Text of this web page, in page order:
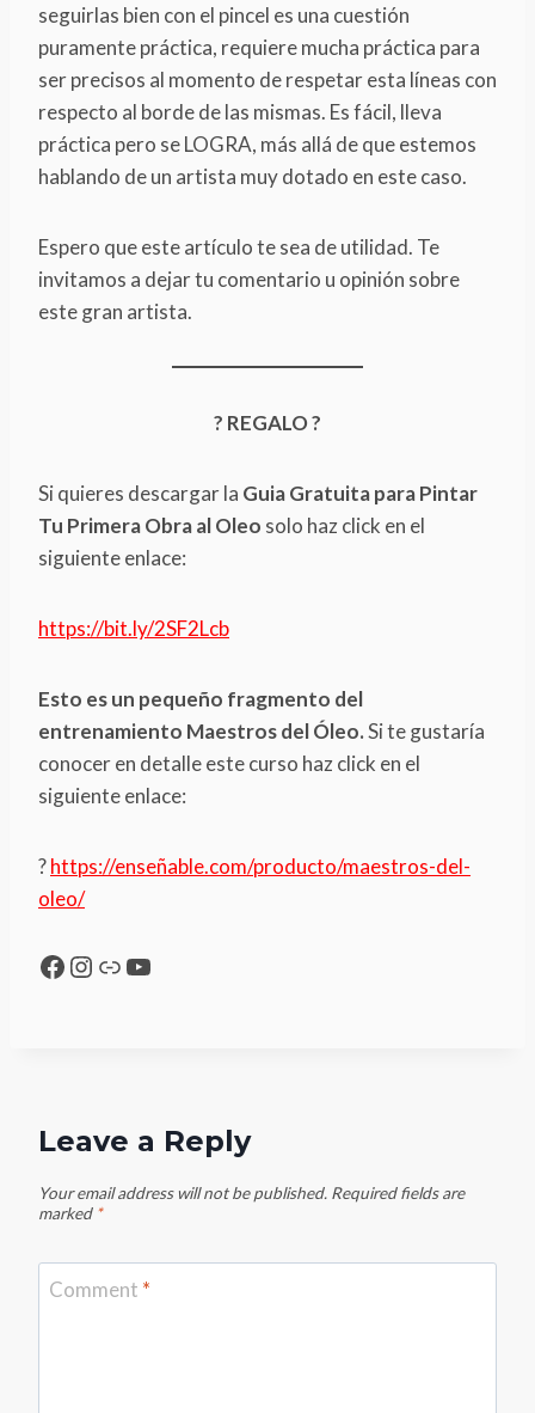
seguirlas bien con el pincel es una cuestión
puramente práctica, requiere mucha práctica para
ser precisos al momento de respetar esta líneas con
respecto al borde de las mismas. Es fácil, lleva
práctica pero se LOGRA, más allá de que estemos
hablando de un artista muy dotado en este caso.
Espero que este artículo te sea de utilidad. Te
invitamos a dejar tu comentario u opinión sobre
este gran artista.
? REGALO ?
Si quieres descargar la Guia Gratuita para Pintar
Tu Primera Obra al Oleo solo haz click en el
siguiente enlace:
https://bit.ly/2SF2Lcb
Esto es un pequeño fragmento del
entrenamiento Maestros del Óleo.Si te gustaría
conocer en detalle este curso haz click en el
siguiente enlace:
?https://enseñable.com/producto/maestros-del-
oleo/
Facebook Instagram Link YouTube
Leave a Reply
Your email address will not be published. Required fields are
marked *
Comment *